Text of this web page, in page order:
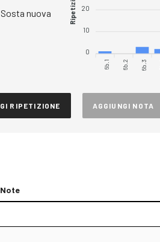
nuova
20
10
0
Ripetizioni
6b.1 6b.2 6b.3
RIPETIZIONE AGGIUNGI NOTA
Note